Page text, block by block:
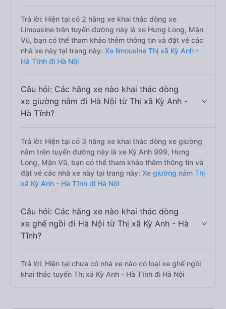
Trả lời: Hiện tại có 2 hãng xe khai thác dòng xe
Limousine trên tuyến đường này là xe Hưng Long, Mận
Vũ, bạn có thể tham khảo thêm thông tin và đặt vé các
nhà xe này tại trang này: Xe limousine Thị xã Kỳ Anh -
Hà Tĩnh đi Hà Nội
Câu hỏi: Các hãng xe nào khai thác dòng
xe giường nằm đi Hà Nội từ Thị xã Kỳ Anh -
Hà Tĩnh?
Trả lời: Hiện tại có 3 hãng xe khai thác dòng xe giường
nằm trên tuyến đường này là xe Kỳ Anh 999, Hưng
Long, Mận Vũ, bạn có thể tham khảo thêm thông tin và
đặt vé các nhà xe này tại trang này: Xe giường nằm Thị
xã Kỳ Anh - Hà Tĩnh đi Hà Nội
Câu hỏi: Các hãng xe nào khai thác dòng
xe ghế ngồi đi Hà Nội từ Thị xã Kỳ Anh - Hà
Tĩnh?
Trả lời: Hiện tại chưa có nhà xe nào có loại xe ghế ngồi
khai thác tuyến Thị xã Kỳ Anh - Hà Tĩnh đi Hà Nội